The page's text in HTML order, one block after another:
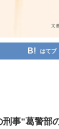
はてブ
事"葛警部